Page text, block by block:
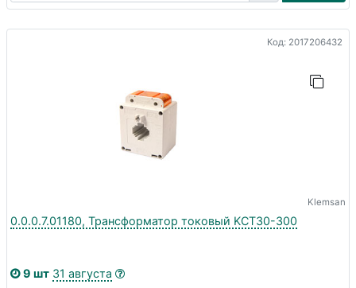
Код: 2017206432
Klemsan
0.0.0.7.01180, Трансформатор токовый KCT30-300
9 шт 31 августа